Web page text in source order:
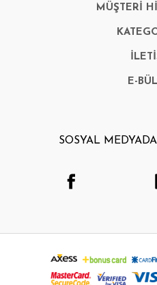
MÜŞTERİ
E-
SOSYAL